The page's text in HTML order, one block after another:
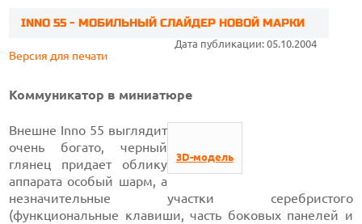
INNO 55 - МОБИЛЬНЫЙ СЛАЙДЕР НОВОЙ МАРКИ
Дата публикации: 05.10.2004
Версия для печати
Коммуникатор в миниатюре
3D-модель
Внешне Inno 55 выглядит
очень богато, черный
глянец придает облику
аппарата особый шарм, а
незначительные участки серебристого
(функциональные клавиши, часть боковых панелей и